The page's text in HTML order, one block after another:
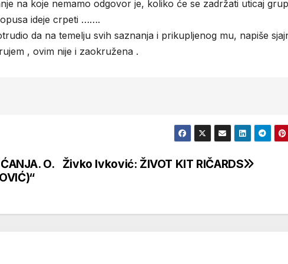
na koje nemamo odgovor je, koliko će se zadržati uticaj
ideje crpeti …….
da na temelju svih saznanja i prikupljenog mu, napiše
, ovim nije i zaokružena .
Živko Ivković: ŽIVOT KIT RIČARDS
O.